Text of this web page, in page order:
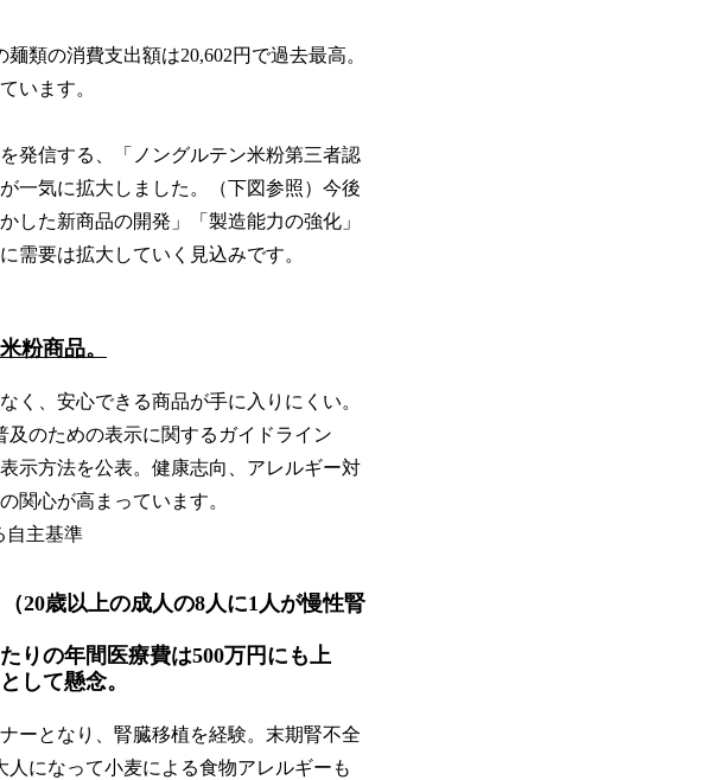
類の消費支出額は20,602円で過去最高。
います。
発信する、「ノングルテン米粉第三者認
一気に拡大しました。（下図参照）今後
した新商品の開発」「製造能力の強化」
需要は拡大していく見込みです。
粉商品。
、安心できる商品が手に入りにくい。
のための表示に関するガイドライン
示方法を公表。健康志向、アレルギー対
関心が高まっています。
自主基準
20歳以上の成人の8人に1人が慢性腎
りの年間医療費は500万円にも上
して懸念。
ーとなり、腎臓移植を経験。末期腎不全
になって小麦による食物アレルギーも